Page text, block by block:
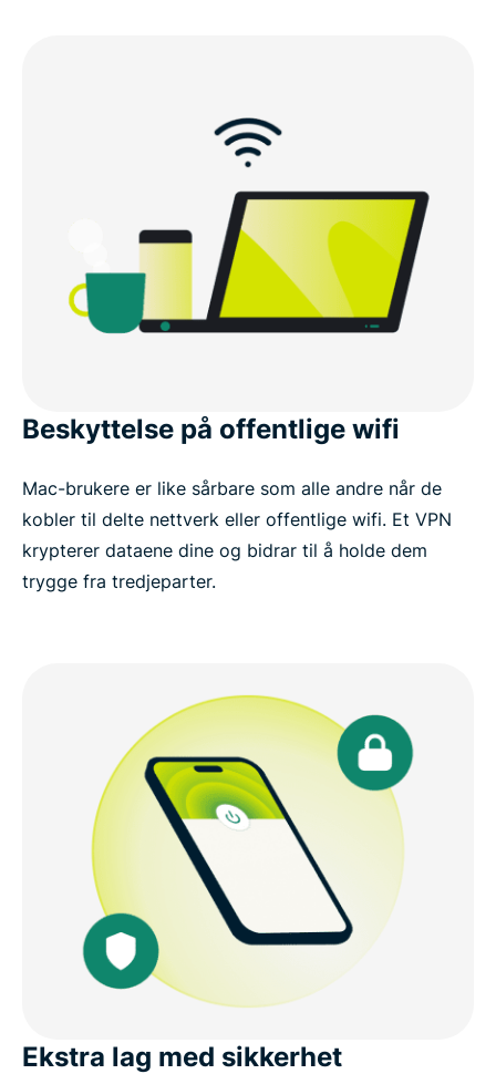
Beskyttelse på offentlige wifi
Mac-brukere er like sårbare som alle andre når de
kobler til delte nettverk eller offentlige wifi. Et VPN
krypterer dataene dine og bidrar til å holde dem
trygge fra tredjeparter.
Ekstra lag med sikkerhet